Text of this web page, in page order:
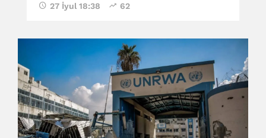
27 İyul 18:38 62